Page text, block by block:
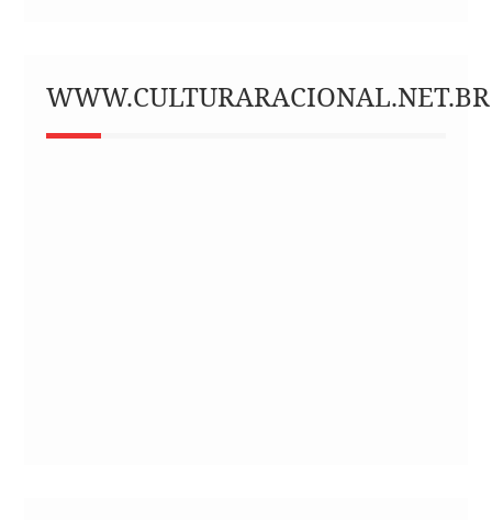
WWW.CULTURARACIONAL.NET.BR